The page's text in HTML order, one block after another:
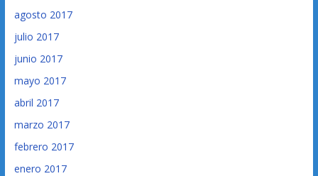
agosto 2017
julio 2017
junio 2017
mayo 2017
abril 2017
marzo 2017
febrero 2017
enero 2017